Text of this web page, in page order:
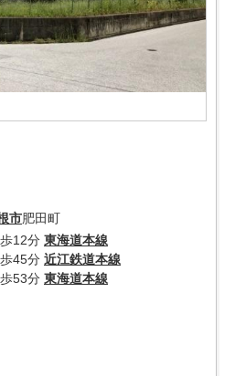
市肥田町
12分 東海道本線
45分 近江鉄道本線
53分 東海道本線